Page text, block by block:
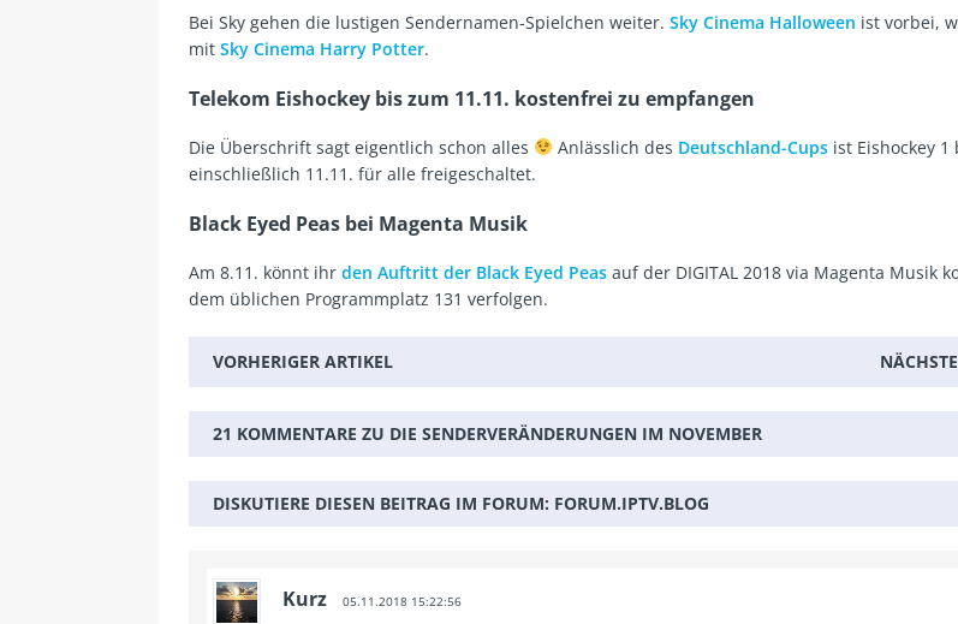
Bei Sky gehen die lustigen Sendernamen-Spielchen weiter. Sky Cinema Halloween ist vorbei,
mit Sky Cinema Harry Potter.
Telekom Eishockey bis zum 11.11. kostenfrei zu empfangen
Die Überschrift sagt eigentlich schon alles Anlässlich des Deutschland-Cupsist Eishockey 1
einschließlich 11.11. für alle freigeschaltet.
Black Eyed Peas bei Magenta Musik
Am 8.11. könnt ihr den Auftritt der Black Eyed Peas auf der DIGITAL 2018 via Magenta Musik
dem üblichen Programmplatz 131 verfolgen.
VORHERIGER ARTIKEL
21 KOMMENTARE ZU DIE SENDERVERÄNDERUNGEN IM NOVEMBER
DISKUTIERE DIESEN BEITRAG IM FORUM: FORUM.IPTV.BLOG
Kurz 05.11.2018 15:22:56